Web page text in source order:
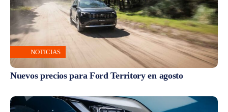
NOTICIAS
Nuevos precios para Ford Territory en agosto